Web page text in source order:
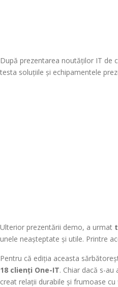
După prezentarea noutăților IT de
testa soluțiile și echipamentele
Ulterior prezentării demo, a urmat
unele neașteptate și utile. Printre
Pentru că ediția aceasta
18 clienți One-IT. Chiar dacă s-
creat relații durabile și frumoase